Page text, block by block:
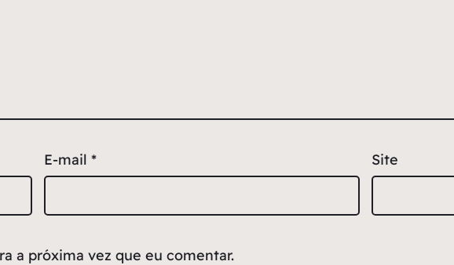
E-mail * Site
a próxima vez que eu comentar.